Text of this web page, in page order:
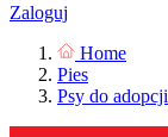
Zaloguj
Home
Pies
Psy do adopcji